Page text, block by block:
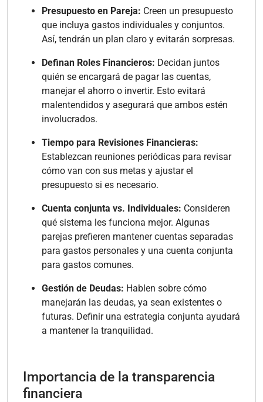
Presupuesto en Pareja: Creen un presupuesto
que incluya gastos individuales y conjuntos.
Así, tendrán un plan claro y evitarán sorpresas.
Definan Roles Financieros: Decidan juntos
quién se encargará de pagar las cuentas,
manejar el ahorro o invertir. Esto evitará
malentendidos y asegurará que ambos estén
involucrados.
Tiempo para Revisiones Financieras:
Establezcan reuniones periódicas para revisar
cómo van con sus metas y ajustar el
presupuesto si es necesario.
Cuenta conjunta vs. Individuales: Consideren
qué sistema les funciona mejor. Algunas
parejas prefieren mantener cuentas separadas
para gastos personales y una cuenta conjunta
para gastos comunes.
Gestión de Deudas: Hablen sobre cómo
manejarán las deudas, ya sean existentes o
futuras. Definir una estrategia conjunta ayudará
a mantener la tranquilidad.
Importancia de la transparencia
financiera